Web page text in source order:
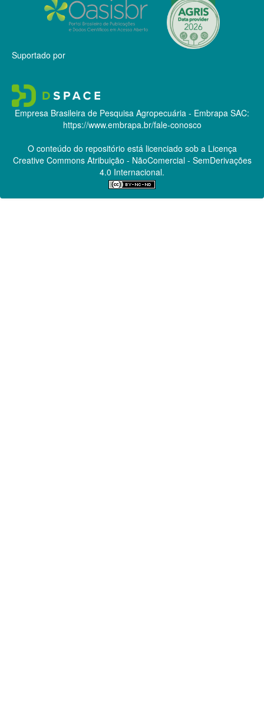
Suportado por
Empresa Brasileira de Pesquisa Agropecuária - Embrapa SAC:
https://www.embrapa.br/fale-conosco
O conteúdo do repositório está licenciado sob a Licença
Creative CommonsAtribuição - NãoComercial - SemDerivações
4.0 Internacional.